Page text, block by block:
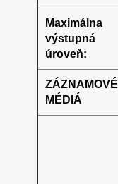
Maximálna
výstupná
úroveň:
ZÁZNAMOVÉ
MÉDIÁ